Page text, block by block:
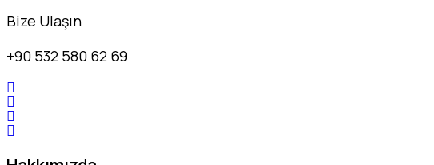
Bize Ulaşın
+90 532 580 62 69